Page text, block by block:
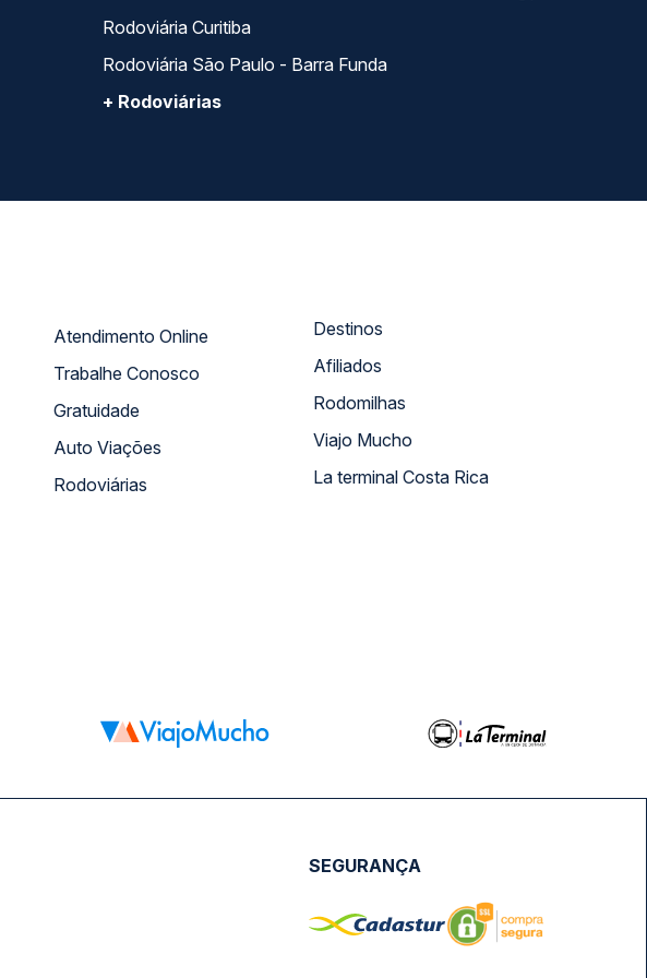
Rodoviária Curitiba
Rodoviária São Paulo - Barra Funda
+ Rodoviárias
Atendimento Online
Trabalhe Conosco
Gratuidade
Auto Viações
Rodoviárias
Destinos
Afiliados
Rodomilhas
Viajo Mucho
La terminal Costa Rica
SEGURANÇA